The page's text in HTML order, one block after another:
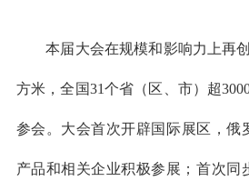
本届大会在规模和影响力上再
方米，全国31个省（区、市）超
参会。 大会首次开辟国际展区，俄
产品和相关企业积极参展；首次同